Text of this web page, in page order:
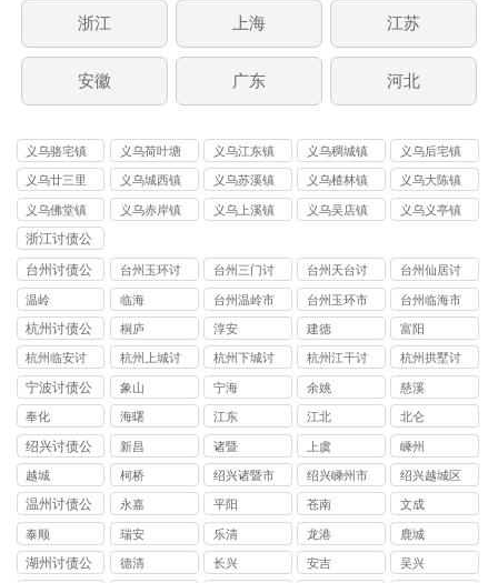
浙江 上海 江苏
安徽 广东 河北
义乌骆宅镇
讨债
义乌荷叶塘
镇讨债
义乌江东镇
讨债
义乌稠城镇
讨债
义乌后宅镇
讨债
义乌廿三里
镇讨债
义乌城西镇
讨债
义乌苏溪镇
讨债
义乌楂林镇
讨债
义乌大陈镇
讨债
义乌佛堂镇
讨债
义乌赤岸镇
义乌上溪镇
义乌吴店镇
义乌义亭镇
浙江讨债公
司
台州讨债公
司
台州玉环讨
债公司
台州三门讨
债公司
台州天台讨
债公司
台州仙居讨
债公司
温岭 临海
台州温岭市
讨债公司
台州玉环市
讨债公司
台州临海市
讨债公司
杭州讨债公
司
桐庐 淳安 建德 富阳
杭州临安讨
债公司
杭州上城讨
债公司
杭州下城讨
债公司
杭州江干讨
债公司
杭州拱墅讨
债公司
宁波讨债公
司
象山 宁海 余姚 慈溪
奉化 海曙 江东 江北 北仑
绍兴讨债公
司
新昌 诸暨 上虞 嵊州
越城 柯桥
绍兴诸暨市
讨债公司
绍兴嵊州市
讨债公司
绍兴越城区
讨债公司
温州讨债公
司
永嘉 平阳 苍南 文成
泰顺 瑞安 乐清 龙港 鹿城
湖州讨债公
德清 长兴 安吉 吴兴